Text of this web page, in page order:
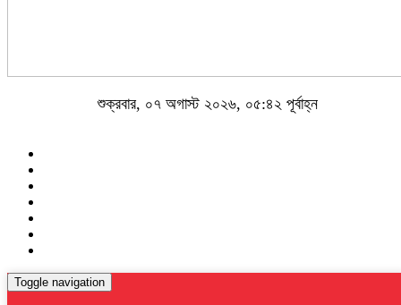
শুক্রবার, ০৭ অগাস্ট ২০২৬, ০৫:৪২ পূর্বাহ্ন
Toggle navigation